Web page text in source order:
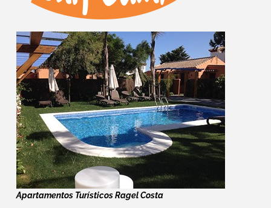
Apartamentos Turísticos Ragel Costa